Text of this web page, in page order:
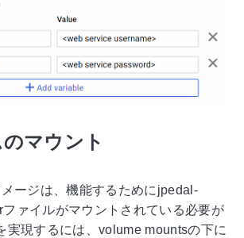
マウント
ージは、機能するためにjpedal-
ァイルがマウントされている必要が
実現するには、volume mountsの下に